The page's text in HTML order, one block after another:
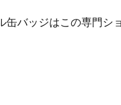
缶バッジはこの専門ショ